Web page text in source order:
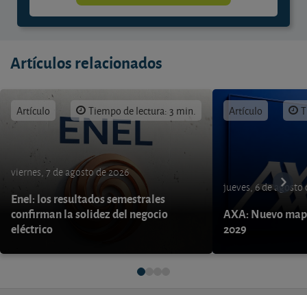
Artículos relacionados
Artículo Tiempo de lectura: 3 min.
viernes, 7 de agosto de 2026
Enel: los resultados semestrales
confirman la solidez del negocio
eléctrico
Artículo
jueves, 6 de agosto
AXA: Nuevo
2029